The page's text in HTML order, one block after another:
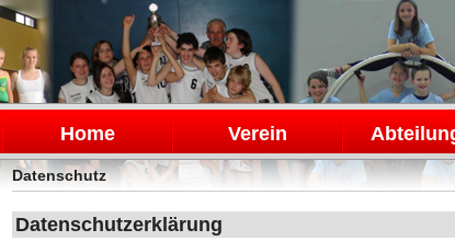
Navigation
überspringen
Home Verein
Datenschutz
Datenschutzerklärung